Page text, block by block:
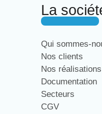
La
Qui sommes-
Nos clients
Nos réalisations
Documentation
Secteurs
CGV